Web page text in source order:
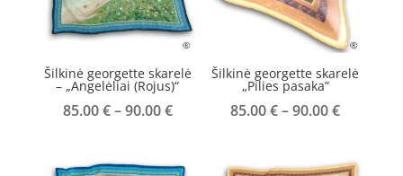
Šilkinė georgette skarelė
– „Angelėliai (Rojus)“
85.00€–90.00€Price
Šilkinė georgette skarelė
„Pilies pasaka”
85.00€–90.00€Price